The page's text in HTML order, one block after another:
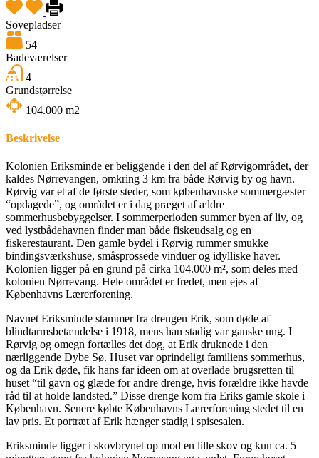
Sovepladser
54
Badeværelser
4
Grundstørrelse
104.000 m2
Beskrivelse
Kolonien Eriksminde er beliggende i den del af Rørvigområdet, der
kaldes Nørrevangen, omkring 3 km fra både Rørvig by og havn.
Rørvig var et af de første steder, som københavnske sommergæster
“opdagede”, og området er i dag præget af ældre
sommerhusbebyggelser. I sommerperioden summer byen af liv, og
ved lystbådehavnen finder man både fiskeudsalg og en
fiskerestaurant. Den gamle bydel i Rørvig rummer smukke
bindingsværkshuse, småsprossede vinduer og idylliske haver.
Kolonien ligger på en grund på cirka 104.000 m², som deles med
kolonien Nørrevang. Hele området er fredet, men ejes af
Københavns Lærerforening.
Navnet Eriksminde stammer fra drengen Erik, som døde af
blindtarmsbetændelse i 1918, mens han stadig var ganske ung. I
Rørvig og omegn fortælles det dog, at Erik druknede i den
nærliggende Dybe Sø. Huset var oprindeligt familiens sommerhus,
og da Erik døde, fik hans far ideen om at overlade brugsretten til
huset “til gavn og glæde for andre drenge, hvis forældre ikke havde
råd til at holde landsted.” Disse drenge kom fra Eriks gamle skole i
København. Senere købte Københavns Lærerforening stedet til en
lav pris. Et portræt af Erik hænger stadig i spisesalen.
Eriksminde ligger i skovbrynet op mod en lille skov og kun ca. 5